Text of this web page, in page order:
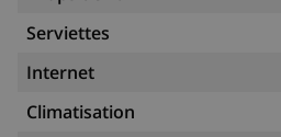
Serviettes
Internet
Climatisation